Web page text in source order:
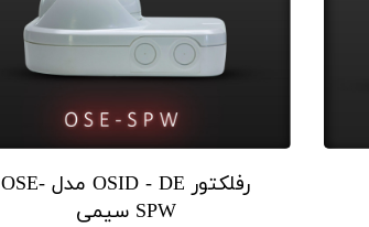
رفلکتور OSID - DE مدل OSE-
SPW سیمی